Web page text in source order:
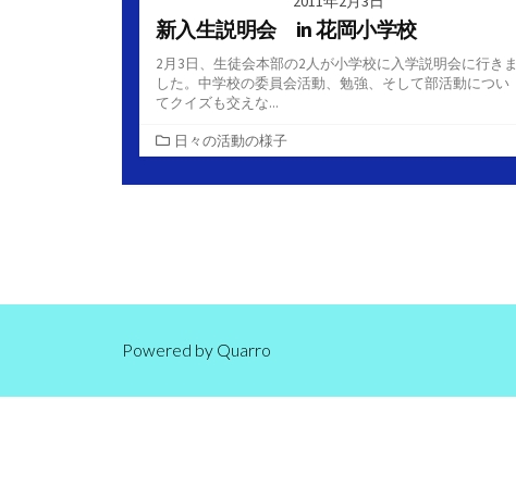
新入生説明会 in 花岡小学校
2月3日、生徒会本部の2人が小学校に入学説明会に行きま
した。中学校の委員会活動、勉強、そして部活動につい
てクイズも交えな...
カ
テ
ゴ
日々の活動の様子
Powered by Quarro